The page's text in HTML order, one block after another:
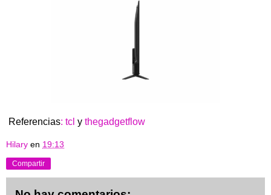
Referencias: tcl y thegadgetflow
Hilary en 19:13
Compartir